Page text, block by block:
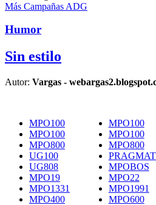
Más Campañas ADG
Humor
Sin estilo
Autor: Vargas -
MPO100 MPO100
MPO100
MPO100
MPO800
MPO800
UG100
UG808
MPOBOS
MPO19
MPO22
MPO1331
MPO1991
MPO400
MPO600